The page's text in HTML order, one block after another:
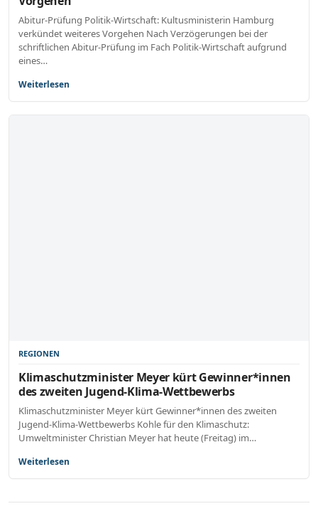
Abitur-Prüfung Politik-Wirtschaft: Kultusministerin Hamburg
verkündet weiteres Vorgehen Nach Verzögerungen bei der
schriftlichen Abitur-Prüfung im Fach Politik-Wirtschaft aufgrund
eines…
Weiterlesen
REGIONEN
Klimaschutzminister Meyer kürt Gewinner*innen
des zweiten Jugend-Klima-Wettbewerbs
Klimaschutzminister Meyer kürt Gewinner*innen des zweiten
Jugend-Klima-Wettbewerbs Kohle für den Klimaschutz:
Umweltminister Christian Meyer hat heute (Freitag) im…
Weiterlesen